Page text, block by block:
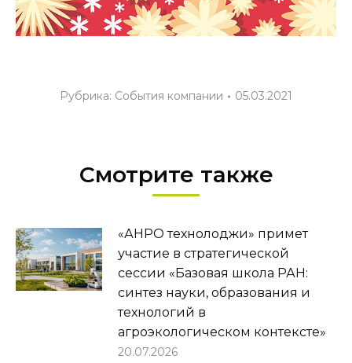
Рубрика: События компании 05.03.2021
Смотрите также
«АНРО технолоджи» примет
участие в стратегической
сессии «Базовая школа РАН:
синтез науки, образования и
технологий в
агроэкологическом контексте»
20.07.2026